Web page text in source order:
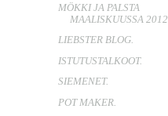
MÖKKI JA PALSTA
MAALISKUUSSA 2012.
LIEBSTER BLOG.
ISTUTUSTALKOOT.
SIEMENET.
POT MAKER.